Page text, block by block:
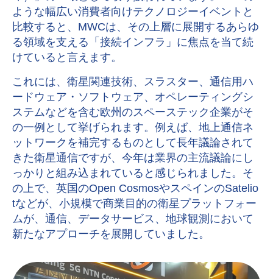
ような幅広い消費者向けテクノロジーイベントと
比較すると、 MWCは、その上層に展開するあらゆ
る領域を支える「接続インフラ」に焦点を当て続
けていると言えます。
これには、衛星関連技術、スラスター、通信用ハ
ードウェア・ソフトウェア、オペレーティングシ
ステムなどを含む欧州のスペーステック企業がそ
の一例として挙げられます。例えば、 地上通信ネ
ットワークを補完するものとして長年議論されて
きた衛星通信ですが、今年は業界の主流議論にし
っかりと組み込まれていると感じられました。そ
の上で、英国のOpen CosmosやスペインのSatelio
tなどが、 小規模で商業目的の衛星プラットフォー
ムが、通信、データサービス、地球観測において
新たなアプローチを展開していました。